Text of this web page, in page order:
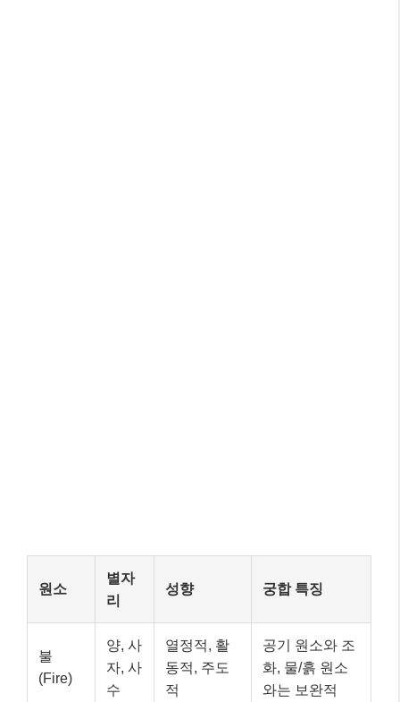
원소
별자
리
성향 궁합 특징
불
(Fire)
양, 사
자, 사
수
열정적, 활
동적, 주도
적
공기 원소와 조
화, 물/흙 원소
와는 보완적